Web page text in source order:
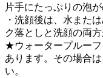
片手にたっぷりの泡
・洗顔後は、水また
ク落としと洗顔の両方
★ウォータープルー
あります。その場合
い。